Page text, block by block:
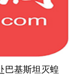
巴基斯坦灭蝗